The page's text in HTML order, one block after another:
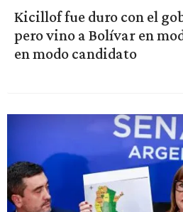
Kicillof fue duro con el
pero vino a Bolívar en
en modo candidato